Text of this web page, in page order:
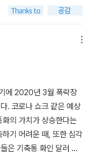
의 수익보단 장기간 투
하다고 판단했다. 이를 위
최대한 다양한 경험하
자에 임했다. 투자엔 왕
의 투자 원칙을 정립하
로부터 수령하는 배당
사는 배당금을 지급할
려사항이 발생한다. 해
금융소득으로 합산한다.
고 해외에서 발생한 배당
할 경우 금융소득 종합
은 그 기초확립의 바탕
향성을 확고히 할 수 있
진입시기, 고점과 저점
하는 이야기가있다.
사람들은 서로 큰 차이
있는 수익률을 보여주
를 투자해야 하나, 언제
듯 1주의 투자를 먼저 하
조율하는 사람과 시작하
로 이어진다고 말이다.
분 부터 새벽 5시까지
관공서의 공휴일에 관
을 안하거나 기술 기반
지 않는 초보자들에겐
는 여러 주식을 하나의
럼 자유롭게 거래할 수
에 나눠 투자하는 점은
한 없이 자유롭게 거래
를 선호합니다. ​ 그럼 E
? 미국주식 처음투자 책
많은 사람들이 미국 주
아니다. 어차피 투자란
투자를 하건 돈을 벌면
것 제대로 공부하고 투
을 읽고 관련 내용도 찾
이 들어간 책을 다시 읽
지 확인하기 위해서였
낌은 책을 직접 쓸 만큼
없다는 것이다. 미국 주
서는 대략적이나마 들어
에 2020년 3월 폭락장
. 코로나 쇼크 같은 예상
의 가치가 상승한다는
기 어려운 때, 또한 심각
은 기축통 화인 달러 혹